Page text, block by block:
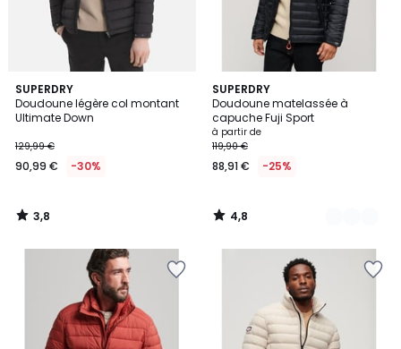
SUPERDRY
Doudoune légère col montant
Ultimate Down
129,99 €
90,99 € -30%
3,8
/ 5
3,8
/
SUPERDRY
Doudoune matelassée à
capuche Fuji Sport
à partir de
119,90 €
88,91 € -25%
4,8
/ 5
3
Couleurs
4,8
/